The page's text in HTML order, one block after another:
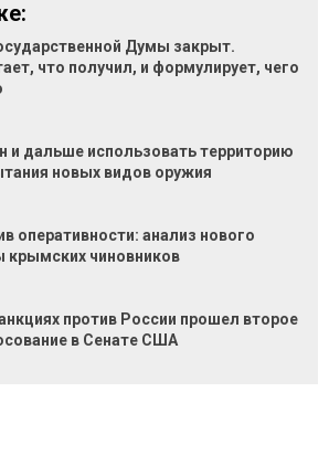
Думы закрыт.
что получил, и формулирует, чего
и дальше использовать территорию
новых видов оружия
оперативности: анализ нового
крымских чиновников
против России прошел второе
в Сенате США